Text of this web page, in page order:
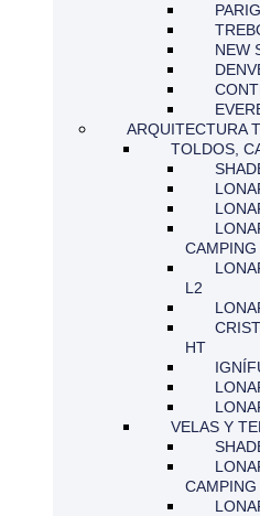
NEW
ARQUITECTURA
TOLDOS,
CAMPING
L2
HT
VELAS Y
CAMPING